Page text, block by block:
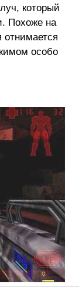
который
Похоже на
отнимается
особо